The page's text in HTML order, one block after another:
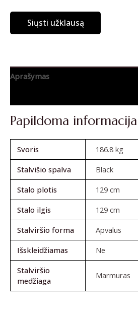
Siųsti užklausą
Aprašymas
Papildoma informacija
Svoris
186.8 kg
Stalvišio spalva
Black
Stalo plotis
129 cm
Stalo ilgis
129 cm
Stalviršio forma
Apvalus
Išskleidžiamas
Ne
Stalviršio
medžiaga
Marmuras